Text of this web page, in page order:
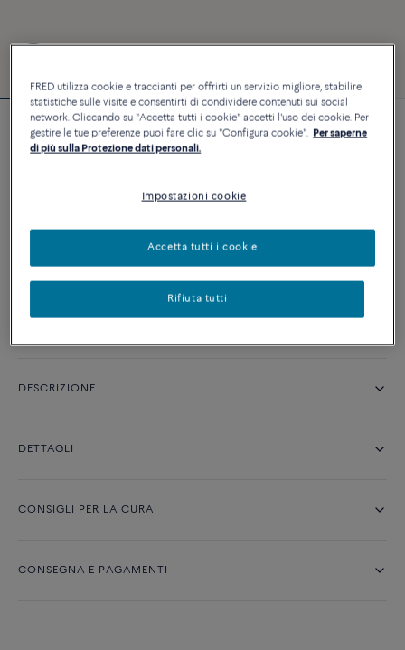
Esclusiva online
Bracciale Force10 #gobeyond
AGGIUNGI AL CARRELLO
Contattataci per qualsiasi domanda sulle misure
DESCRIZIONE
DETTAGLI
CONSIGLI PER LA CURA
CONSEGNA E PAGAMENTI
FRED utilizza cookie e traccianti per offrirti un servizio migliore, stabilire
statistiche sulle visite e consentirti di condividere contenuti sui social
network. Cliccando su "Accetta tutti i cookie" accetti l'uso dei cookie. Per
gestire le tue preferenze puoi fare clic su "Configura cookie". Per saperne
di più sulla Protezione dati personali.
Impostazioni cookie
Rifiuta tutti
Accetta tutti i cookie